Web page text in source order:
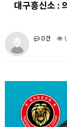
대구흥신소 :
0건